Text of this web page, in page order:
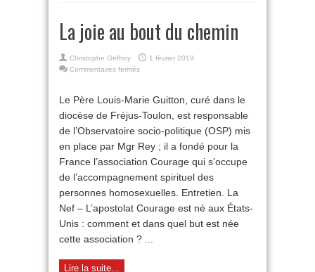
La joie au bout du chemin
Christophe Geffroy
1 février 2019
Commentaires ferméssur
au
bout
chemin
Le Père Louis-Marie Guitton, curé dans le
diocèse de Fréjus-Toulon, est responsable
de l’Observatoire socio-politique (OSP) mis
en place par Mgr Rey ; il a fondé pour la
France l’association Courage qui s’occupe
de l’accompagnement spirituel des
personnes homosexuelles. Entretien. La
Nef – L’apostolat Courage est né aux États-
Unis : comment et dans quel but est née
cette association ? ...
Lire la suite...